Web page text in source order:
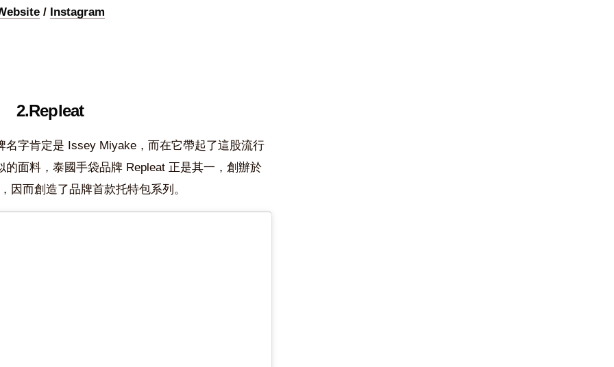
/ Instagram
2.Repleat
名字肯定是 Issey Miyake，而在它帶起了這股流行
面料，泰國手袋品牌 Repleat 正是其一，創辦於
因而創造了品牌首款托特包系列。